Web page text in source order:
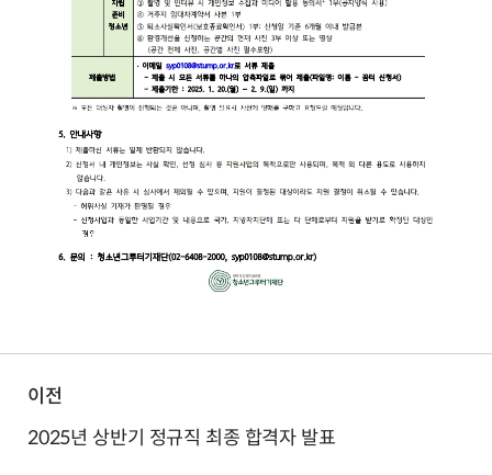
이전
2025년 상반기 정규직 최종 합격자 발표